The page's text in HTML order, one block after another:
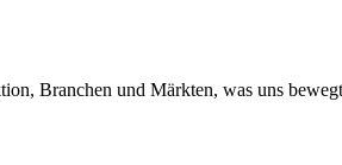
Branchen und Märkten, was uns